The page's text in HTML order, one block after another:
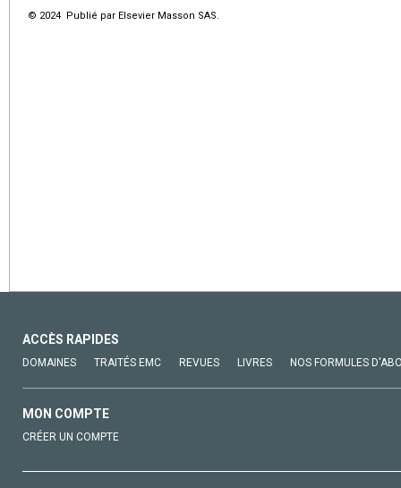
© 2024 Publié par Elsevier Masson SAS.
ACCÈS RAPIDES
DOMAINES TRAITÉS EMC REVUES LIVRES NOS FORMULES
MON COMPTE
CRÉER UN COMPTE